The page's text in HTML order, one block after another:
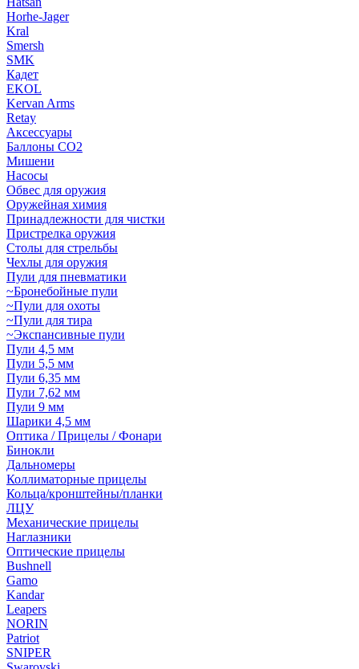
Horhe-Jager
Kral
Smersh
SMK
Кадет
EKOL
Kervan Arms
Retay
Аксессуары
Баллоны СО2
Мишени
Насосы
Обвес для оружия
Оружейная химия
Принадлежности для чистки
Пристрелка оружия
Столы для стрельбы
Чехлы для оружия
Пули для пневматики
~Бронебойные пули
~Пули для охоты
~Пули для тира
~Экспансивные пули
Пули 4,5 мм
Пули 5,5 мм
Пули 6,35 мм
Пули 7,62 мм
Пули 9 мм
Шарики 4,5 мм
Оптика / Прицелы / Фонари
Бинокли
Дальномеры
Коллиматорные прицелы
Кольца/кронштейны/планки
ЛЦУ
Механические прицелы
Наглазники
Оптические прицелы
Bushnell
Gamo
Kandar
Leapers
NORIN
Patriot
SNIPER